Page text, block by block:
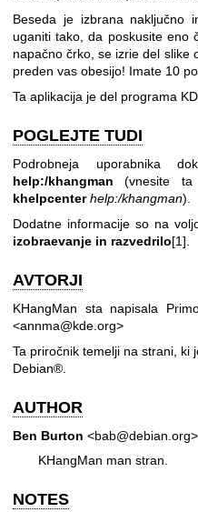
Beseda je izbrana naključno
uganiti tako, da poskusite eno
napačno črko, se izrie del slike
preden vas obesijo! Imate 10
Ta aplikacija je del programa
POGLEJTE TUDI
Podrobneja uporabnika
help:/khangman (vnesite ta
khelpcenter help:/khangman).
Dodatne informacije so na
izobraevanje in razvedrilo[1].
AVTORJI
KHangMan sta napisala
<annma@kde.org>
Ta priročnik temelji na strani, ki
Debian®.
AUTHOR
Ben Burton <bab@debian.org>
KHangMan man stran.
NOTES